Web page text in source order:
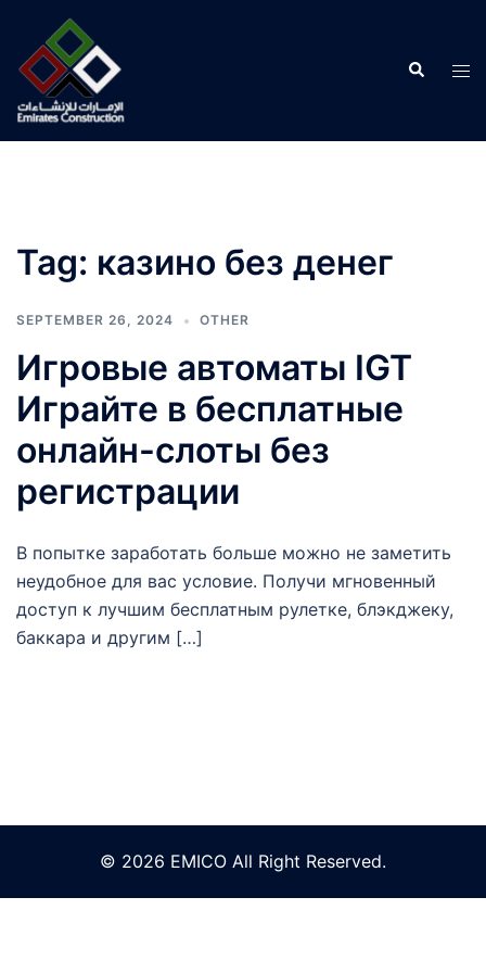
content
Search
Tag: казино без денег
SEPTEMBER 26, 2024 OTHER
Игровые автоматы IGT
Играйте в бесплатные
онлайн-слоты без
регистрации
В попытке заработать больше можно не заметить
неудобное для вас условие. Получи мгновенный
доступ к лучшим бесплатным рулетке, блэкджеку,
баккара и другим […]
© 2026 EMICO All Right Reserved.